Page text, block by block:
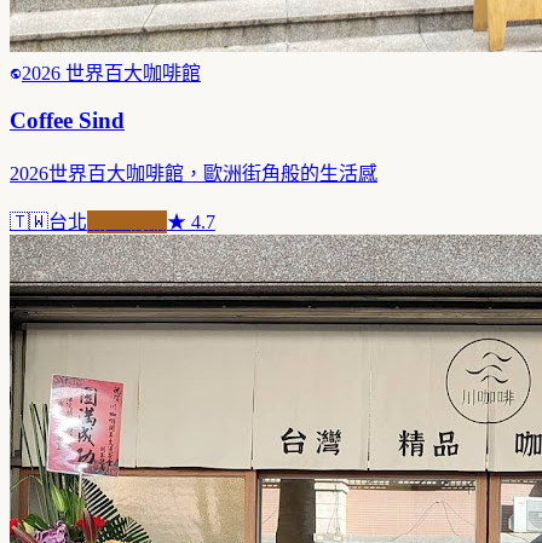
2026 世界百大咖啡館
Coffee Sind
2026世界百大咖啡館，歐洲街角般的生活感
🇹🇼台北 ★ 4.7